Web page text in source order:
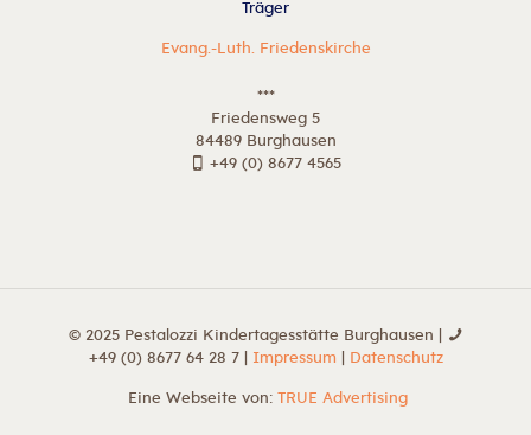
Träger
Evang.-Luth. Friedenskirche
***
Friedensweg 5
84489 Burghausen
+49 (0) 8677 4565
© 2025 Pestalozzi Kindertagesstätte Burghausen |
+49 (0) 8677 64 28 7| Impressum Datenschutz
Eine Webseite von: TRUE Advertising